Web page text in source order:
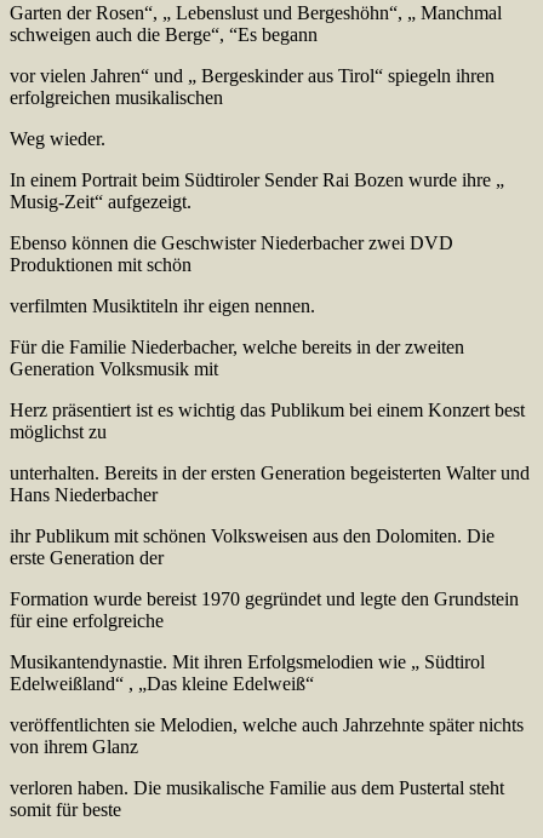
Garten der Rosen“, „ Lebenslust und Bergeshöhn“, „ Manchmal
schweigen auch die Berge“, “Es begann
vor vielen Jahren“ und „ Bergeskinder aus Tirol“ spiegeln ihren
erfolgreichen musikalischen
Weg wieder.
In einem Portrait beim Südtiroler Sender Rai Bozen wurde ihre „
Musig-Zeit“ aufgezeigt.
Ebenso können die Geschwister Niederbacher zwei DVD
Produktionen mit schön
verfilmten Musiktiteln ihr eigen nennen.
Für die Familie Niederbacher, welche bereits in der zweiten
Generation Volksmusik mit
Herz präsentiert ist es wichtig das Publikum bei einem Konzert best
möglichst zu
unterhalten. Bereits in der ersten Generation begeisterten Walter und
Hans Niederbacher
ihr Publikum mit schönen Volksweisen aus den Dolomiten. Die
erste Generation der
Formation wurde bereist 1970 gegründet und legte den Grundstein
für eine erfolgreiche
Musikantendynastie. Mit ihren Erfolgsmelodien wie „ Südtirol
Edelweißland“ , „Das kleine Edelweiß“
veröffentlichten sie Melodien, welche auch Jahrzehnte später nichts
von ihrem Glanz
verloren haben. Die musikalische Familie aus dem Pustertal steht
somit für beste